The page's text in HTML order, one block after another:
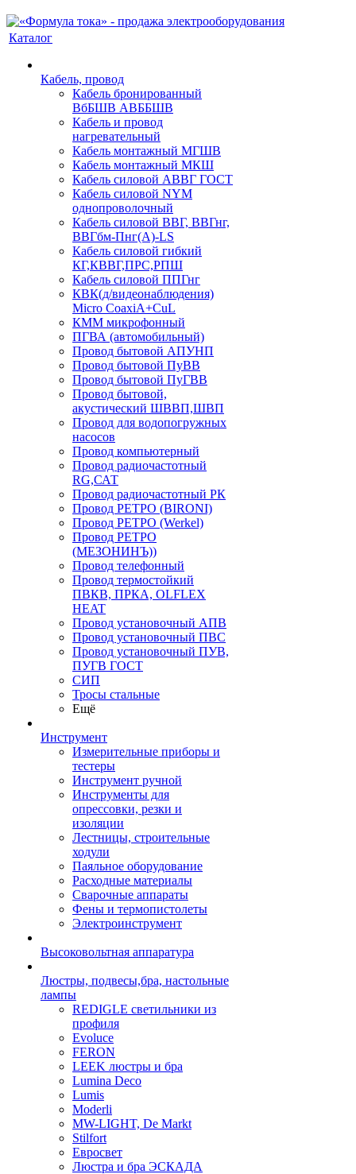
Каталог
Кабель, провод
Кабель бронированный
ВбБШВ АВББШВ
Кабель и провод
нагревательный
Кабель монтажный МГШВ
Кабель монтажный МКШ
Кабель силовой АВВГ ГОСТ
Кабель силовой NYM
однопроволочный
Кабель силовой ВВГ, ВВГнг,
ВВГбм-Пнг(А)-LS
Кабель силовой гибкий
КГ,КВВГ,ПРС,РПШ
Кабель силовой ППГнг
КВК(д/видеонаблюдения)
Micro CoaxiA+CuL
КММ микрофонный
ПГВА (автомобильный)
Провод бытовой АПУНП
Провод бытовой ПуВВ
Провод бытовой ПуГВВ
Провод бытовой,
акустический ШВВП,ШВП
Провод для водопогружных
насосов
Провод компьютерный
Провод радиочастотный
RG,САТ
Провод радиочастотный РК
Провод РЕТРО (BIRONI)
Провод РЕТРО (Werkel)
Провод РЕТРО
(МЕЗОНИНЪ))
Провод телефонный
Провод термостойкий
ПВКВ, ПРКА, OLFLEX
HEAT
Провод установочный АПВ
Провод установочный ПВС
Провод установочный ПУВ,
ПУГВ ГОСТ
СИП
Тросы стальные
Ещё
Инструмент
Измерительные приборы и
тестеры
Инструмент ручной
Инструменты для
опрессовки, резки и
изоляции
Лестницы, строительные
ходули
Паяльное оборудование
Расходные материалы
Сварочные аппараты
Фены и термопистолеты
Электроинструмент
Высоковольтная аппаратура
Люстры, подвесы,бра, настольные
лампы
REDIGLE светильники из
профиля
Evoluce
FERON
LEEK люстры и бра
Lumina Deco
Lumis
Moderli
MW-LIGHT, De Markt
Stilfort
Евросвет
Люстра и бра ЭСКАДА